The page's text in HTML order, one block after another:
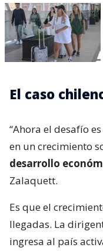
El caso
“Ahora el desafío
en un crecimiento
desarrollo
Zalaquett.
Es que el
llegadas. La
ingresa al país